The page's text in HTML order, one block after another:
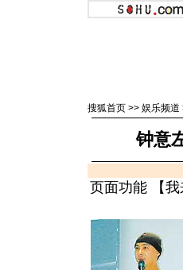
搜狐首页 >> 娱乐频道
钟意
页面功能 【我